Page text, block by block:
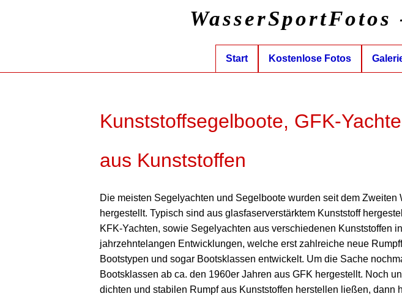
Kunststoffsegelboote, GFK-
aus Kunststoffen
Die meisten Segelyachten und Segelboote wurden seit dem
hergestellt. Typisch sind aus glasfaserverstärktem Kunststoff
KFK-Yachten, sowie Segelyachten aus verschiedenen Kunststoffen
jahrzehntelangen Entwicklungen, welche erst zahlreiche neue
Bootstypen und sogar Bootsklassen entwickelt. Um die Sache
Bootsklassen ab ca. den 1960er Jahren aus GFK hergestellt. Noch
dichten und stabilen Rumpf aus Kunststoffen herstellen ließen,
Start Kostenlose Fotos